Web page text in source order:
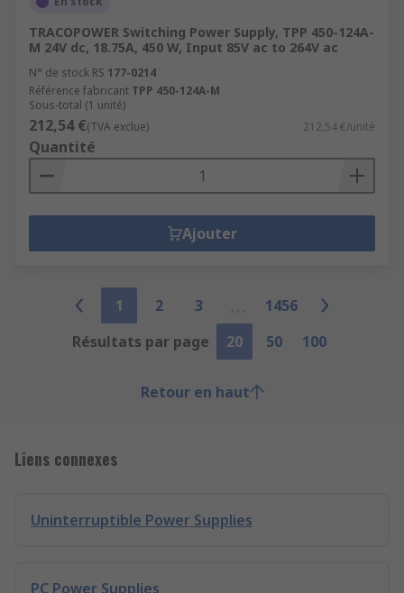
TRACOPOWER Switching Power Supply, TPP 450-124A-
M 24V dc, 18.75A, 450 W, Input 85V ac to 264V ac
N° de stock RS 177-0214
Référence fabricant TPP 450-124A-M
Sous-total (1 unité)
212,54 €(TVA exclue) 212,54 €/unité
Quantité
Ajouter
1 2 3
1456
Résultats par page
20 50 100
Retour en haut
Liens connexes
Uninterruptible Power Supplies
PC Power Supplies